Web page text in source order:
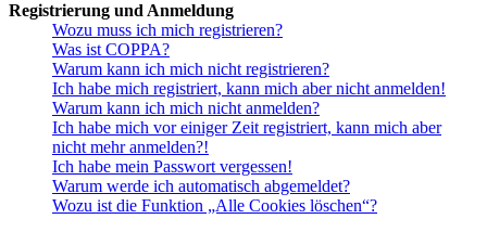
Registrierung und Anmeldung
Wozu muss ich mich registrieren?
Was ist COPPA?
Warum kann ich mich nicht registrieren?
Ich habe mich registriert, kann mich aber nicht anmelden!
Warum kann ich mich nicht anmelden?
Ich habe mich vor einiger Zeit registriert, kann mich aber
nicht mehr anmelden?!
Ich habe mein Passwort vergessen!
Warum werde ich automatisch abgemeldet?
Wozu ist die Funktion „Alle Cookies löschen“?